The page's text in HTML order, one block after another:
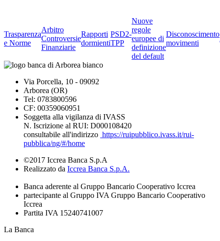
Trasparenza
e Norme
Arbitro
Controversie
Finanziarie
Rapporti
dormienti
PSD2-
TPP
Nuove
regole
europee di
definizione
del default
Disconoscimento
movimenti
Via Porcella, 10 - 09092
Arborea (OR)
Tel: 0783800596
CF: 00359060951
Soggetta alla vigilanza di IVASS
N. Iscrizione al RUI: D000108420
consultabile all'indirizzo https://ruipubblico.ivass.it/rui-
pubblica/ng/#/home
©2017 Iccrea Banca S.p.A
Realizzato da Iccrea Banca S.p.A.
Banca aderente al Gruppo Bancario Cooperativo Iccrea
partecipante al Gruppo IVA Gruppo Bancario Cooperativo
Iccrea
Partita IVA 15240741007
La Banca